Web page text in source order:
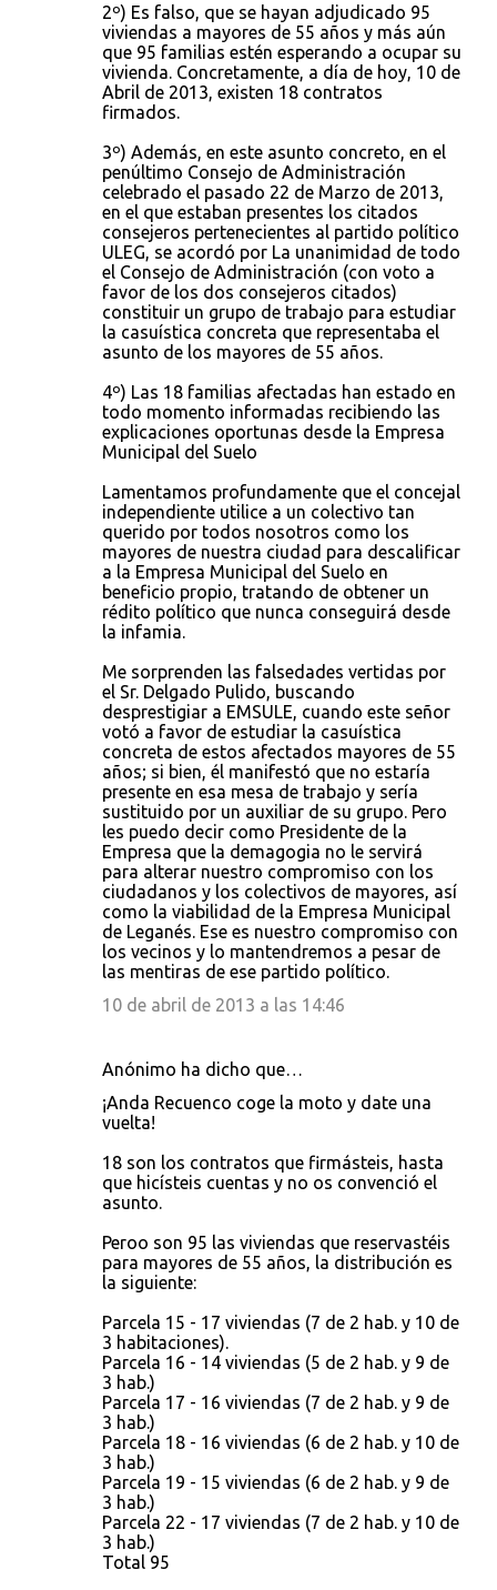
2º) Es falso, que se hayan adjudicado 95
viviendas a mayores de 55 años y más aún
que 95 familias estén esperando a ocupar su
vivienda. Concretamente, a día de hoy, 10 de
Abril de 2013, existen 18 contratos
firmados.
3º) Además, en este asunto concreto, en el
penúltimo Consejo de Administración
celebrado el pasado 22 de Marzo de 2013,
en el que estaban presentes los citados
consejeros pertenecientes al partido político
ULEG, se acordó por La unanimidad de todo
el Consejo de Administración (con voto a
favor de los dos consejeros citados)
constituir un grupo de trabajo para estudiar
la casuística concreta que representaba el
asunto de los mayores de 55 años.
4º) Las 18 familias afectadas han estado en
todo momento informadas recibiendo las
explicaciones oportunas desde la Empresa
Municipal del Suelo
Lamentamos profundamente que el concejal
independiente utilice a un colectivo tan
querido por todos nosotros como los
mayores de nuestra ciudad para descalificar
a la Empresa Municipal del Suelo en
beneficio propio, tratando de obtener un
rédito político que nunca conseguirá desde
la infamia.
Me sorprenden las falsedades vertidas por
el Sr. Delgado Pulido, buscando
desprestigiar a EMSULE, cuando este señor
votó a favor de estudiar la casuística
concreta de estos afectados mayores de 55
años; si bien, él manifestó que no estaría
presente en esa mesa de trabajo y sería
sustituido por un auxiliar de su grupo. Pero
les puedo decir como Presidente de la
Empresa que la demagogia no le servirá
para alterar nuestro compromiso con los
ciudadanos y los colectivos de mayores, así
como la viabilidad de la Empresa Municipal
de Leganés. Ese es nuestro compromiso con
los vecinos y lo mantendremos a pesar de
las mentiras de ese partido político.
10 de abril de 2013 a las 14:46
Anónimo ha dicho que…
¡Anda Recuenco coge la moto y date una
vuelta!
18 son los contratos que firmásteis, hasta
que hicísteis cuentas y no os convenció el
asunto.
Peroo son 95 las viviendas que reservastéis
para mayores de 55 años, la distribución es
la siguiente:
Parcela 15 - 17 viviendas (7 de 2 hab. y 10 de
3 habitaciones).
Parcela 16 - 14 viviendas (5 de 2 hab. y 9 de
3 hab.)
Parcela 17 - 16 viviendas (7 de 2 hab. y 9 de
3 hab.)
Parcela 18 - 16 viviendas (6 de 2 hab. y 10 de
3 hab.)
Parcela 19 - 15 viviendas (6 de 2 hab. y 9 de
3 hab.)
Parcela 22 - 17 viviendas (7 de 2 hab. y 10 de
3 hab.)
Total 95